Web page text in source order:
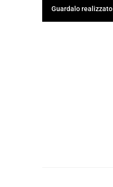
Guardalo realizzato